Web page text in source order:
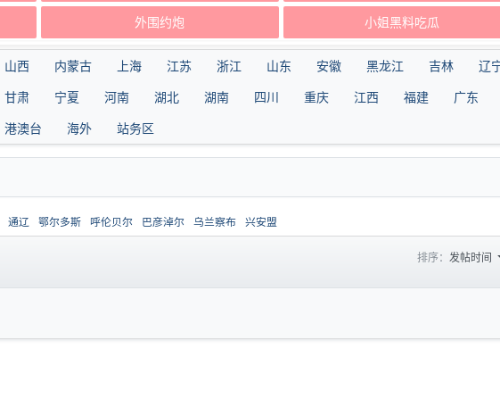
外围约炮 小姐黑料吃瓜
山西 内蒙古 上海 江苏 浙江 山东 安徽 黑龙江 吉林
辽
甘肃 宁夏 河南 湖北 湖南 四川 重庆 江西 福建
广东
港澳台 海外 站务区
通辽 鄂尔多斯 呼伦贝尔 巴彦淖尔 乌兰察布 兴安盟
排序： 发帖时间